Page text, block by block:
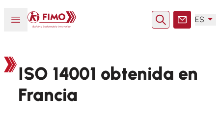
Abrir o cerrar el menú
Volver a la página principal
Buscar enContacto
ES
ISO 14001 obtenida en
Francia